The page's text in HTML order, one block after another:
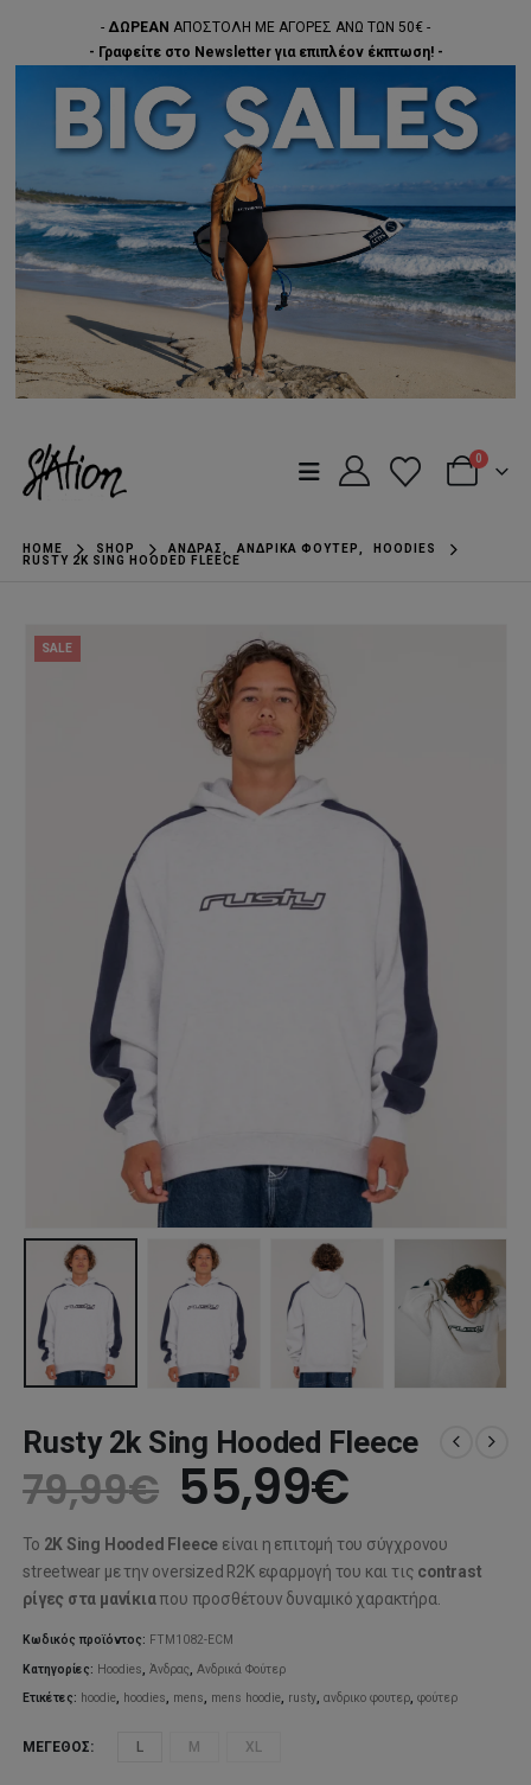
- ΔΩΡΕΑΝ ΑΠΟΣΤΟΛΗ ΜΕ ΑΓΟΡΕΣ ΑΝΩ ΤΩΝ 50€ -
- Γραφείτε στο Newsletter για επιπλέον έκπτωση! -
0
HOME SHOP ΆΝΔΡΑΣ, ΑΝΔΡΙΚΆ ΦΟΎΤΕΡ,
HOODIES
RUSTY 2K SING HOODED FLEECE
SALE
Rusty 2k Sing Hooded Fleece
79,99€ Original
price
was:
79,99€.
55,99€Η
τιμή
είναι:
55,99€.
Το 2K Sing Hooded Fleece είναι η επιτομή του σύγχρονου
streetwear με την oversized R2K εφαρμογή του και τις contrast
ρίγες στα μανίκιαπου προσθέτουν δυναμικό χαρακτήρα.
Κωδικός προϊόντος: FTM1082-ECM
Κατηγορίες: Hoodies,Άνδρας,Ανδρικά Φούτερ
Ετικέτες: hoodie, hoodies, mens, mens hoodie, rusty,ανδρικο φουτερ,φούτερ
ΜΈΓΕΘΟΣ L M XL